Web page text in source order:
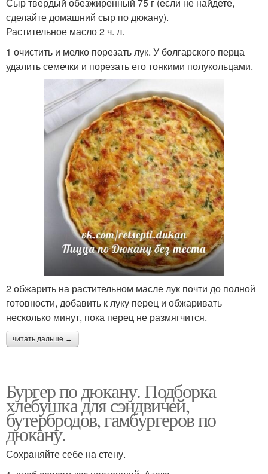
сделайте домашний сыр по дюкану).
Растительное масло 2 ч. л.
1 очистить и мелко порезать лук. У болгарского перца
удалить семечки и порезать его тонкими полукольцами.
2 обжарить на растительном масле лук почти до полной
готовности, добавить к луку перец и обжаривать
несколько минут, пока перец не размягчится.
читать дальше →
Бургер по дюкану. Подборка
хлебушка для сэндвичей,
бутербродов, гамбургеров по
дюкану.
Сохраняйте себе на стену.